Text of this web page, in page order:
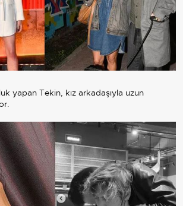
yapan Tekin, kız arkadaşıyla uzun